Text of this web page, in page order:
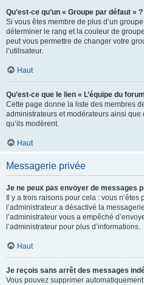
Qu’est-ce qu’un « Groupe par défaut » ?
Si vous êtes membre de plus d’un
déterminer le rang et la couleur de
peut vous permettre de changer votre
l’utilisateur.
Haut
Qu’est-ce que le lien « L’équipe du
Cette page donne la liste des membres
administrateurs et modérateurs ainsi que
qu’ils modèrent.
Haut
Messagerie privée
Je ne peux pas envoyer de messages
Il y a trois raisons pour cela : vous
l’administrateur a désactivé la
l’administrateur vous a empêché
l’administrateur pour plus d’informations.
Haut
Je reçois sans arrêt des messages
Vous pouvez supprimer